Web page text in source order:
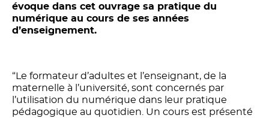
évoque dans cet ouvrage sa pratique du
numérique au cours de ses années
d’enseignement.
“Le formateur d’adultes et l’enseignant, de la
maternelle à l’université, sont concernés par
l’utilisation du numérique dans leur pratique
pédagogique au quotidien. Un cours est présenté